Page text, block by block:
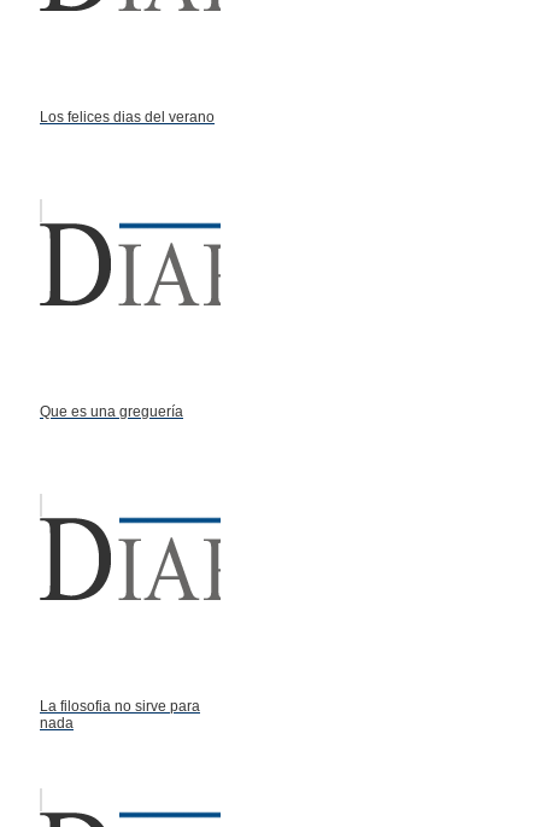
Los felices dias del verano
Que es una greguería
La filosofia no sirve para
nada